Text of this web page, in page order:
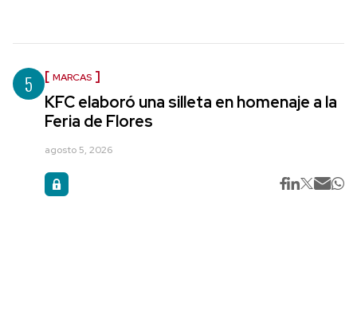
5 MARCAS
KFC elaboró una silleta en homenaje a la
Feria de Flores
agosto 5, 2026